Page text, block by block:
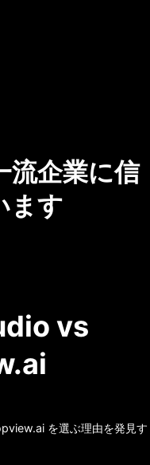
流企業に信
ます
vs
を選ぶ理由を発見す